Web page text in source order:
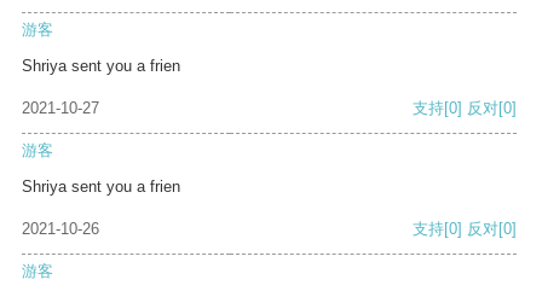
游客
Shriya sent you a frien
2021-10-27 支持[0] 反对[0]
游客
Shriya sent you a frien
2021-10-26 支持[0] 反对[0]
游客